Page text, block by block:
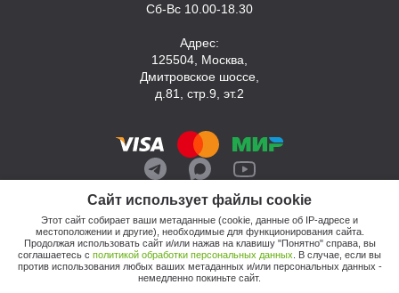
Сайт использует файлы cookie
Этот сайт собирает ваши метаданные (cookie, данные об IP-адресе и
местоположении и другие), необходимые для функционирования сайта.
Продолжая использовать сайт и/или нажав на клавишу "Понятно" справа, вы
соглашаетесь с политикой обработки персональных данных . В случае, если вы
против использования любых ваших метаданных и/или персональных данных -
немедленно покиньте сайт.
Сб-Вс 10.00-18.30
Адрес:
125504, Москва,
Дмитровское шоссе,
д.81, стр.9, эт.2
© 2026, Компания «Интерьер Уют»